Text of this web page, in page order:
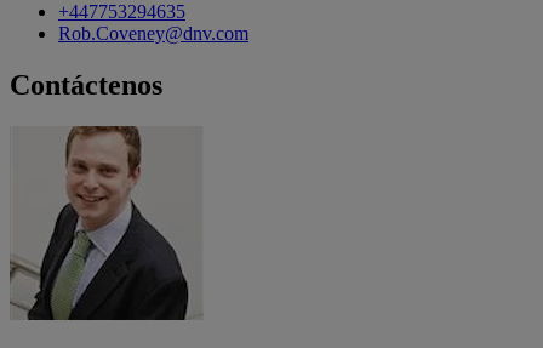
+447753294635
Rob.Coveney@dnv.com
Contáctenos